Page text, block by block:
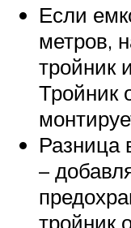
Если
метров,
тройник
Тройник
Разница
–
тройник